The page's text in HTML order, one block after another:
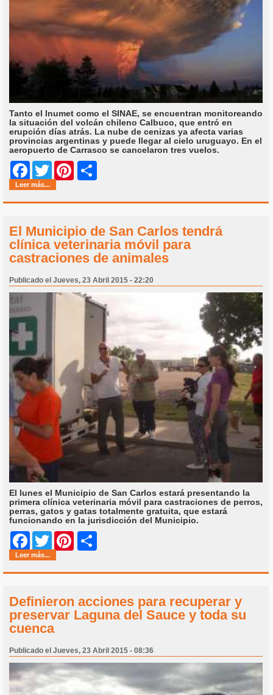
Tanto el Inumet como el SINAE, se encuentran monitoreando
la situación del volcán chileno Calbuco, que entró en
erupción días atrás. La nube de cenizas ya afecta varias
provincias argentinas y puede llegar al cielo uruguayo. En el
aeropuerto de Carrasco se cancelaron tres vuelos.
Facebook
Twitter Pinterest
Leer más...
El Municipio de San Carlos tendrá
clínica veterinaria móvil para
castraciones de animales
Publicado el Jueves, 23 Abril 2015 - 22:20
El lunes el Municipio de San Carlos estará presentando la
primera clínica veterinaria móvil para castraciones de perros,
perras, gatos y gatas totalmente gratuita, que estará
funcionando en la jurisdicción del Municipio.
Facebook
Twitter Pinterest
Leer más...
Definieron acciones para recuperar y
preservar Laguna del Sauce y toda su
cuenca
Publicado el Jueves, 23 Abril 2015 - 08:36